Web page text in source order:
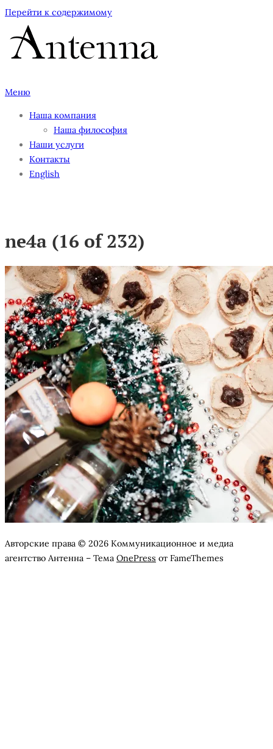
Перейти к содержимому
Меню
Наша компания
Наша философия
Наши услуги
Контакты
English
ne4a (16 of 232)
Авторские права © 2026 Коммуникационное и медиа
агентство Антенна – Тема OnePress от FameThemes